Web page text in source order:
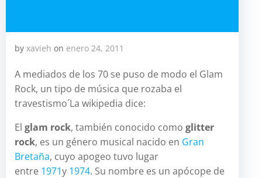
by xavieh on enero 24, 2011
A mediados de los 70 se puso de modo el Glam
Rock, un tipo de música que rozaba el
travestismo´La wikipedia dice:
El glam rock, también conocido como glitter
rock, es un género musical nacido en Gran
Bretaña, cuyo apogeo tuvo lugar
entre 1971y 1974. Su nombre es un apócope de